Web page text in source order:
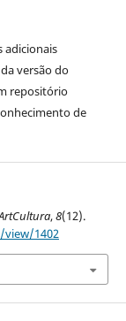
adicionais
versão do
repositório
de
,8(12).
1402